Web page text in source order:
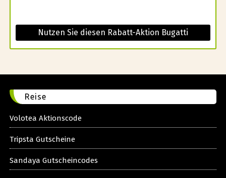
Nutzen Sie diesen Rabatt-Aktion Bugatti
Reise
Volotea Aktionscode
Tripsta Gutscheine
Sandaya Gutscheincodes